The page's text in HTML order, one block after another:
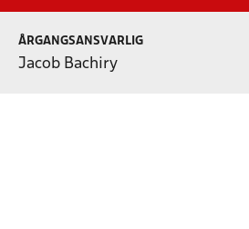
ÅRGANGSANSVARLIG
Jacob Bachiry